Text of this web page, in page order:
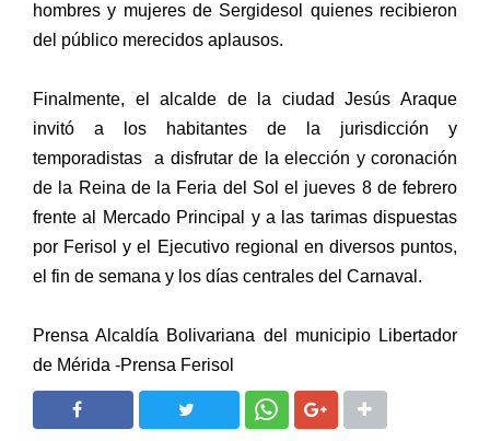
hombres y mujeres de Sergidesol quienes recibieron
del público merecidos aplausos.
Finalmente, el alcalde de la ciudad Jesús Araque
invitó a los habitantes de la jurisdicción y
temporadistas a disfrutar de la elección y coronación
de la Reina de la Feria del Sol el jueves 8 de febrero
frente al Mercado Principal y a las tarimas dispuestas
por Ferisol y el Ejecutivo regional en diversos puntos,
el fin de semana y los días centrales del Carnaval.
Prensa Alcaldía Bolivariana del municipio Libertador
de Mérida -Prensa Ferisol